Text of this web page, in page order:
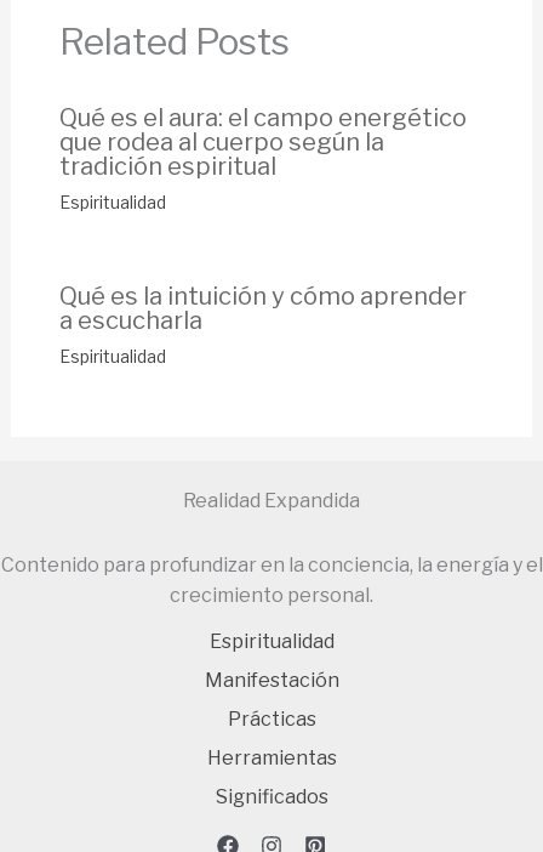
Related Posts
Qué es el aura: el campo energético
que rodea al cuerpo según la
tradición espiritual
Espiritualidad
Qué es la intuición y cómo aprender
a escucharla
Espiritualidad
Realidad Expandida
Contenido para profundizar en la conciencia, la energía y el
crecimiento personal.
Espiritualidad
Manifestación
Prácticas
Herramientas
Significados